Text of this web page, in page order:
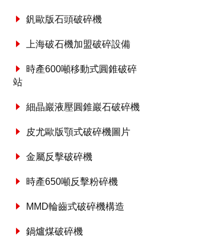
釩歐版石頭破碎機
上海破石機加盟破碎設備
時產600噸移動式圓錐破碎
站
細晶巖液壓圓錐巖石破碎機
皮尤歐版顎式破碎機圖片
金屬反擊破碎機
時產650噸反擊粉碎機
MMD輪齒式破碎機構造
鍋爐煤破碎機